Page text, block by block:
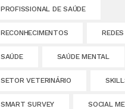
PROFISSIONAL DE SAÚDE
RECONHECIMENTOS
SAÚDE SAÚDE MENTAL
SETOR VETERINÁRIO
SMART SURVEY SOCIAL